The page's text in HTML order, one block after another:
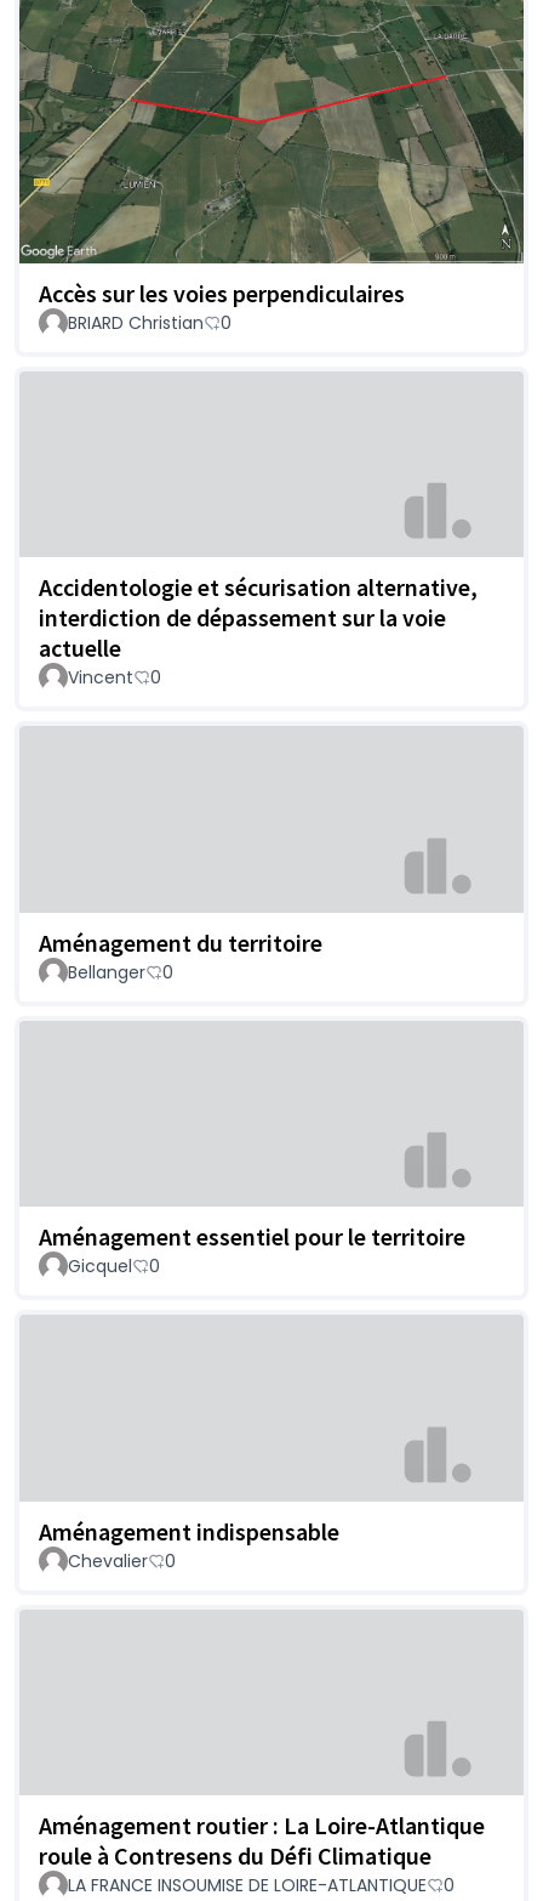
Accès sur les voies perpendiculaires
BRIARD Christian 0
Accidentologie et sécurisation alternative,
interdiction de dépassement sur la voie
actuelle
Vincent 0
Aménagement du territoire
Bellanger 0
Aménagement essentiel pour le territoire
Gicquel 0
Aménagement indispensable
Chevalier 0
Aménagement routier : La Loire-Atlantique
roule à Contresens du Défi Climatique
LA FRANCE INSOUMISE DE LOIRE-ATLANTIQUE 0